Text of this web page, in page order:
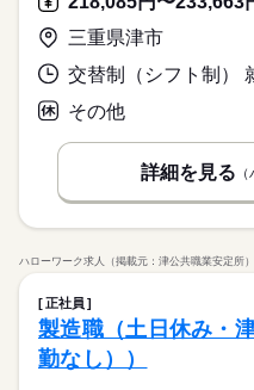
三重県津市
その他
詳細を見る
ハローワーク求人（掲載元：津公共職業安定所）
正社員
製造職（土日休み・
勤なし））